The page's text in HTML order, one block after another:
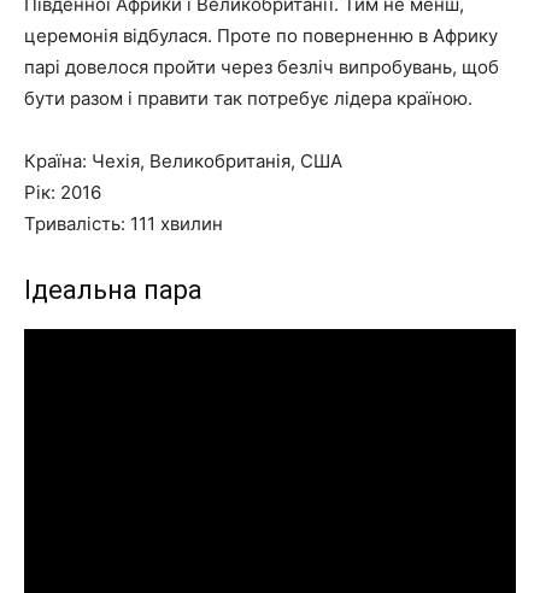
церемонія відбулася. Проте по поверненню в Африку
парі довелося пройти через безліч випробувань, щоб
бути разом і правити так потребує лідера країною.
Країна: Чехія, Великобританія, США
Рік: 2016
Тривалість: 111 хвилин
Ідеальна пара